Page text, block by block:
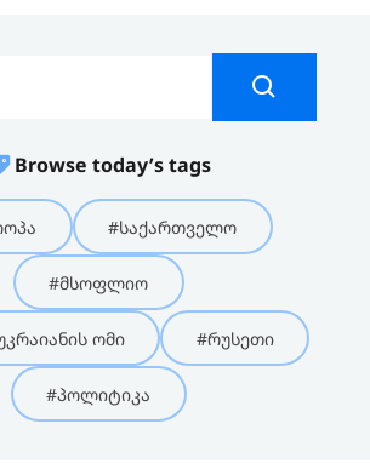
Browse today’s tags
#საქართველო
#მსოფლიო
ომი #რუსეთი
#პოლიტიკა